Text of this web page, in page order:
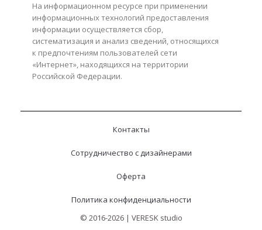
На информационном ресурсе при применении
информационных технологий предоставления
информации осуществляется сбор,
систематизация и анализ сведений, относящихся
к предпочтениям пользователей сети
«Интернет», находящихся на территории
Российской Федерации.
Контакты
Сотрудничество с дизайнерами
Оферта
Политика конфиденциальности
© 2016-2026 | VERESK studio